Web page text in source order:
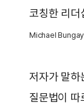
코칭한 리더
Michael
저자가 말하
질문법이 따